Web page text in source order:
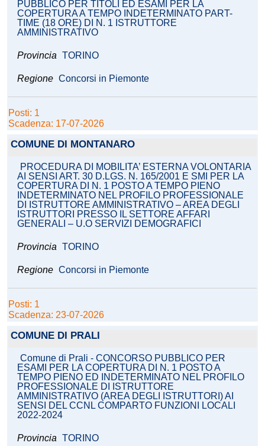
PUBBLICO PER TITOLI ED ESAMI PER LA
COPERTURA A TEMPO INDETERMINATO PART-
TIME (18 ORE) DI N. 1 ISTRUTTORE
AMMINISTRATIVO
Provincia TORINO
Regione Concorsi in Piemonte
Posti: 1
Scadenza: 17-07-2026
COMUNE DI MONTANARO
PROCEDURA DI MOBILITA’ ESTERNA VOLONTARIA
AI SENSI ART. 30 D.LGS. N. 165/2001 E SMI PER LA
COPERTURA DI N. 1 POSTO A TEMPO PIENO
INDETERMINATO NEL PROFILO PROFESSIONALE
DI ISTRUTTORE AMMINISTRATIVO – AREA DEGLI
ISTRUTTORI PRESSO IL SETTORE AFFARI
GENERALI – U.O SERVIZI DEMOGRAFICI
Provincia TORINO
Regione Concorsi in Piemonte
Posti: 1
Scadenza: 23-07-2026
COMUNE DI PRALI
Comune di Prali - CONCORSO PUBBLICO PER
ESAMI PER LA COPERTURA DI N. 1 POSTO A
TEMPO PIENO ED INDETERMINATO NEL PROFILO
PROFESSIONALE DI ISTRUTTORE
AMMINISTRATIVO (AREA DEGLI ISTRUTTORI) AI
SENSI DEL CCNL COMPARTO FUNZIONI LOCALI
2022-2024
Provincia TORINO